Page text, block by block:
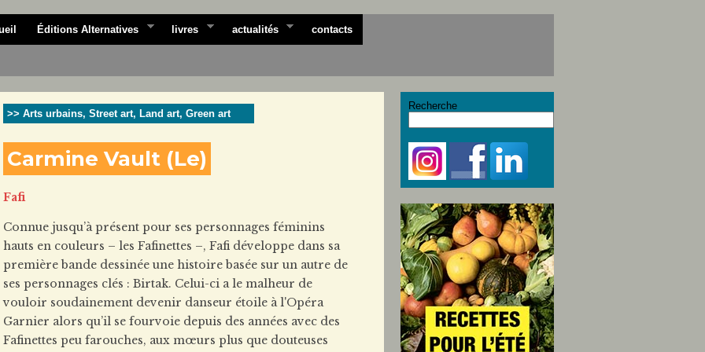
Éditions Alternatives livres actualités contacts
>> Arts urbains, Street art, Land art, Green art
Carmine Vault (Le)
Fafi
Connue jusqu’à présent pour ses personnages féminins
hauts en couleurs – les Fafinettes –, Fafi développe dans sa
première bande dessinée une histoire basée sur un autre de
ses personnages clés : Birtak. Celui-ci a le malheur de
vouloir soudainement devenir danseur étoile à l'Opéra
Garnier alors qu’il se fourvoie depuis des années avec des
Fafinettes peu farouches, aux mœurs plus que douteuses
Recherche